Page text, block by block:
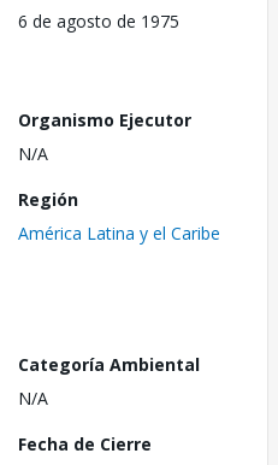
6 de agosto de 1975
Organismo Ejecutor
N/A
Región
América Latina y el Caribe
Categoría Ambiental
N/A
Fecha de Cierre